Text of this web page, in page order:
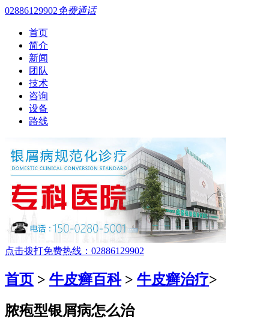
02886129902免费通话
首页
简介
新闻
团队
技术
咨询
设备
路线
点击拨打免费热线：02886129902
首页 > 牛皮癣百科> 牛皮癣治疗>
脓疱型银屑病怎么治